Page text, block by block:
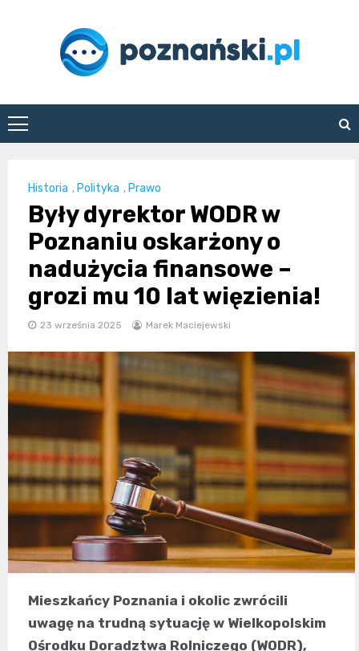
poznanski.pl
Historia ,Polityka ,Prawo
Były dyrektor WODR w
Poznaniu oskarżony o
nadużycia finansowe –
grozi mu 10 lat więzienia!
23 września 2025 Marek Maciejewski
Mieszkańcy Poznania i okolic zwrócili
uwagę na trudną sytuację w Wielkopolskim
Ośrodku Doradztwa Rolniczego (WODR),